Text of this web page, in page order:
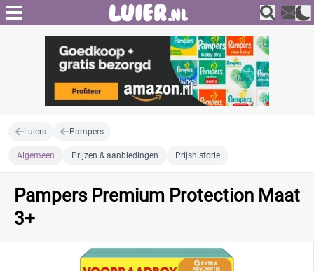
Luiers Pampers
Algemeen Prijzen & aanbiedingen Prijshistorie
Pampers Premium Protection Maat
3+